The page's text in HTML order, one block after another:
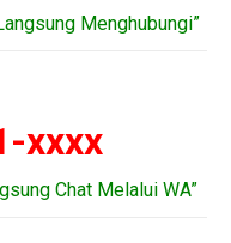
Menghubungi”
xxxx
Chat Melalui WA”